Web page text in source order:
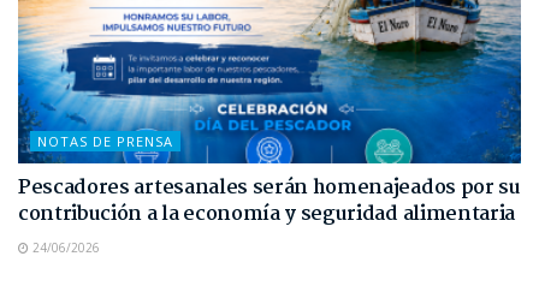
NOTAS DE PRENSA
Pescadores artesanales serán homenajeados por su
contribución a la economía y seguridad alimentaria
24/06/2026